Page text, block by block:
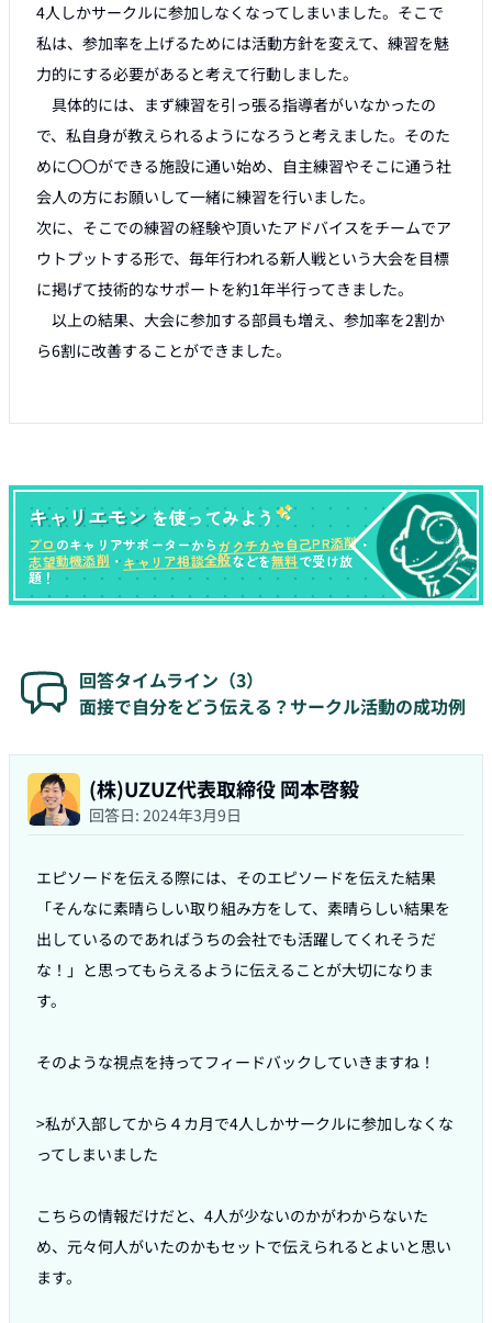
4人しかサークルに参加しなくなってしまいました。そこで
私は、参加率を上げるためには活動方針を変えて、練習を魅
力的にする必要があると考えて行動しました。
具体的には、まず練習を引っ張る指導者がいなかったの
で、私自身が教えられるようになろうと考えました。そのた
めに〇〇ができる施設に通い始め、自主練習やそこに通う社
会人の方にお願いして一緒に練習を行いました。
次に、そこでの練習の経験や頂いたアドバイスをチームでア
ウトプットする形で、毎年行われる新人戦という大会を目標
に掲げて技術的なサポートを約1年半行ってきました。
以上の結果、大会に参加する部員も増え、参加率を2割か
ら6割に改善することができました。
キャリエモン を使ってみよう
プロ のキャリアサポーターからガクチカや自己PR添削・
志望動機添削 ・キャリア相談全般などを無料で受け放
題！
回答タイムライン（3）
面接で自分をどう伝える？サークル活動の成功例
(株)UZUZ代表取締役 岡本啓毅
回答日: 2024年3月9日
エピソードを伝える際には、そのエピソードを伝えた結果
「そんなに素晴らしい取り組み方をして、素晴らしい結果を
出しているのであればうちの会社でも活躍してくれそうだ
な！」と思ってもらえるように伝えることが大切になりま
す。
そのような視点を持ってフィードバックしていきますね！
>私が入部してから４カ月で4人しかサークルに参加しなくな
ってしまいました
こちらの情報だけだと、4人が少ないのかがわからないた
め、元々何人がいたのかもセットで伝えられるとよいと思い
ます。